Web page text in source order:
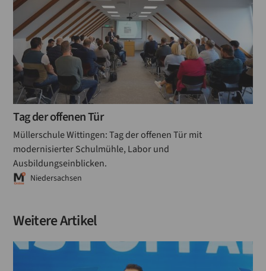
Tag der offenen Tür
Müllerschule Wittingen: Tag der offenen Tür mit
modernisierter Schulmühle, Labor und
Ausbildungseinblicken.
Niedersachsen
Weitere Artikel